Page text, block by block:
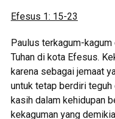
Efesus 1: 15-23
Paulus terkagum-kagum
Tuhan di kota Efesus.
karena sebagai jemaat
untuk tetap berdiri teguh
kasih dalam kehidupan
kekaguman yang